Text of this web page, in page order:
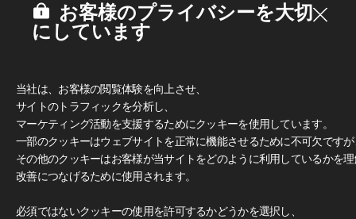
お客様のプライバシーを大切
にしています
当社は、お客様の閲覧体験を向上させ、
サイトのトラフィックを分析し、
マーケティング活動を支援するためにクッキーを使用しています。
一部のクッキーはウェブサイトを正常に機能させるために不可欠です
その他のクッキーはお客様が当サイトをどのように利用しているかを
改善につなげるために使用されます。
必須ではないクッキーの使用を許可するかどうかを選択し、